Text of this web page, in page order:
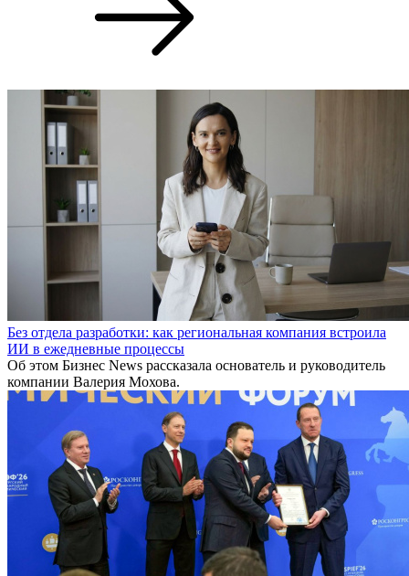
Без отдела разработки: как региональная компания встроила
ИИ в ежедневные процессы
Об этом Бизнес News рассказала основатель и руководитель
компании Валерия Мохова.